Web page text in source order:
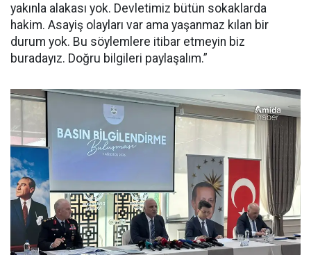
yakınla alakası yok. Devletimiz bütün sokaklarda
hakim. Asayiş olayları var ama yaşanmaz kılan bir
durum yok. Bu söylemlere itibar etmeyin biz
buradayız. Doğru bilgileri paylaşalım.”